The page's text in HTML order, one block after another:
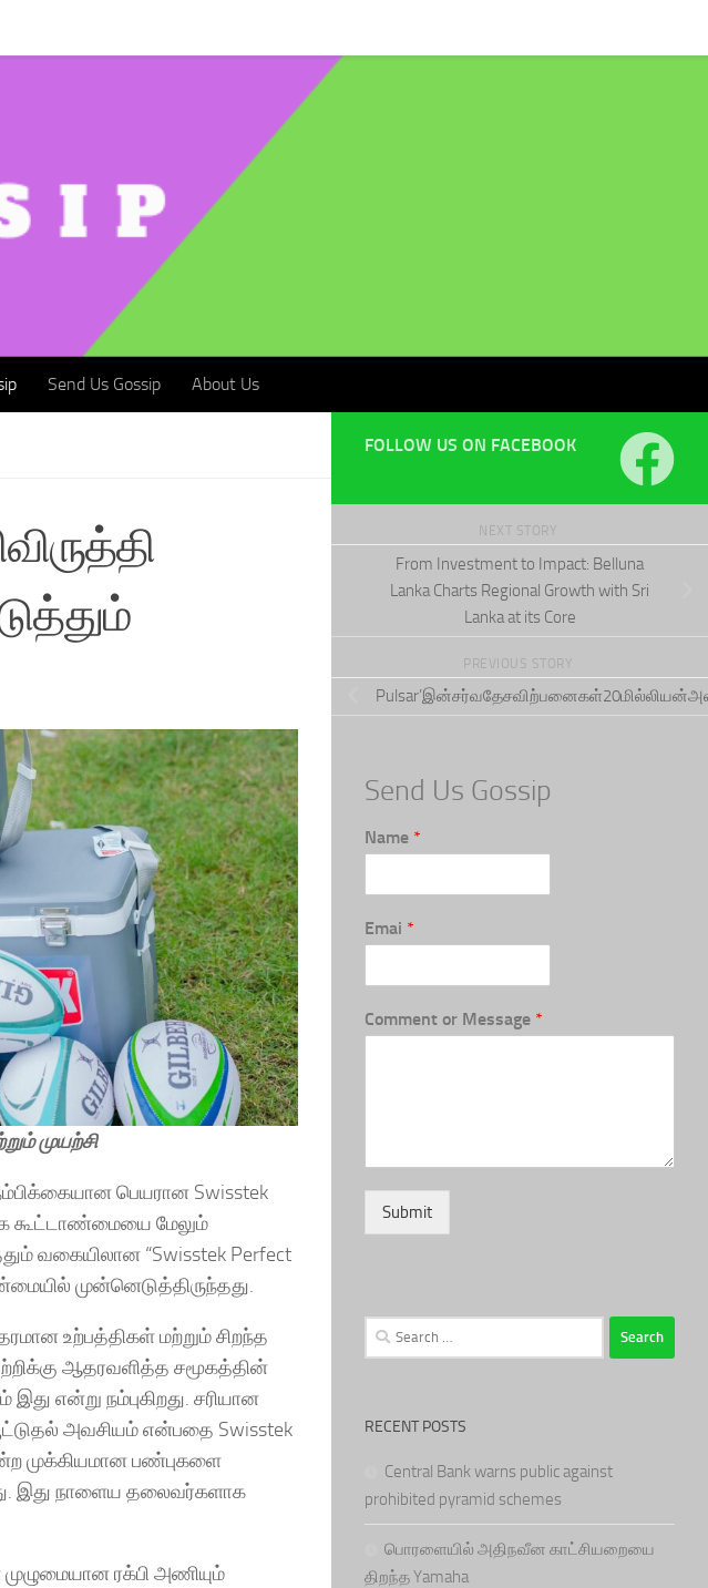
Send Us Gossip About Us
முயற்சி
பெயரான Swisstek
கூட்டாண்மையை மேலும்
வகையிலான “Swisstek Perfect
முன்னெடுத்திருந்தது.
தரமான உற்பத்திகள் மற்றும் சிறந்த
ஆதரவளித்த சமூகத்தின்
என்று நம்புகிறது. சரியான
அவசியம் என்பதை Swisstek
முக்கியமான பண்புகளை
இது நாளைய தலைவர்களாக
ரக்பி அணியும்
FOLLOW US ON FACEBOOK
NEXT STORY
From Investment to Impact: Belluna
Lanka Charts Regional Growth with Sri
Lanka at its Core
PREVIOUS STORY
Send Us Gossip
Name *
Emai *
Comment or Message *
Submit
Search
for:
RECENT POSTS
Central Bank warns public against
prohibited pyramid schemes
பொரளையில் அதிநவீன காட்சியறையை
திறந்த Yamaha